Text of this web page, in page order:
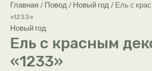
Главная / Повод / Новый год / Ель с
«1233»
Новый год
Ель с красным
«1233»